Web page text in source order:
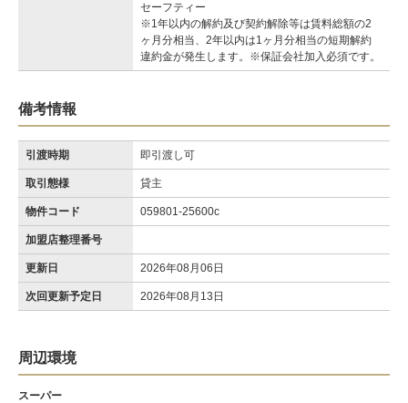
セーフティー
※1年以内の解約及び契約解除等は賃料総額の2
ヶ月分相当、2年以内は1ヶ月分相当の短期解約
違約金が発生します。※保証会社加入必須です。
備考情報
引渡時期 即引渡し可
取引態様 貸主
物件コード 059801-25600c
加盟店整理番号
更新日 2026年08月06日
次回更新予定日 2026年08月13日
周辺環境
スーパー